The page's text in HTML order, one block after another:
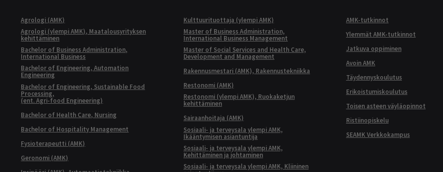
Agrologi (AMK)
Agrologi (ylempi AMK), Maatalousyrityksen
kehittäminen
Bachelor of Business Administration,
International Business
Bachelor of Engineering, Automation
Engineering
Bachelor of Engineering, Sustainable Food
Processing,
(ent. Agri-food Engineering)
Bachelor of Health Care, Nursing
Bachelor of Hospitality Management
Fysioterapeutti (AMK)
Geronomi (AMK)
Kulttuurituottaja (ylempi AMK)
Master of Business Administration,
International Business Management
Master of Social Services and Health Care,
Development and Management
Rakennusmestari (AMK), Rakennustekniikka
Restonomi (AMK)
Restonomi (ylempi AMK), Ruokaketjun
kehittäminen
Sairaanhoitaja (AMK)
Sosiaali- ja terveysala ylempi AMK,
Ikääntymisen asiantuntija
Sosiaali- ja terveysala ylempi AMK,
Kehittäminen ja johtaminen
Sosiaali- ja terveysala ylempi AMK, Kliininen
AMK-tutkinnot
Ylemmät AMK-tutkinnot
Jatkuva oppiminen
Avoin AMK
Täydennyskoulutus
Erikoistumiskoulutus
Toisen asteen väyläopinnot
Ristiinopiskelu
SEAMK Verkkokampus